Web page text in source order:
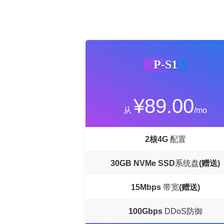
P-S1
从 ¥89.00/mo
2核4G配置
30GB NVMe SSD系统盘(赠送)
15Mbps带宽(赠送)
100GbpsDDoS防御